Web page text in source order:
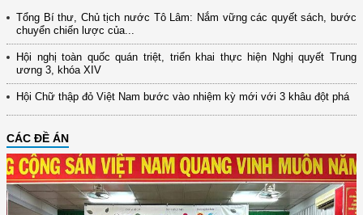
Tổng Bí thư, Chủ tịch nước Tô Lâm: Nắm vững các quyết sách, bước
chuyển chiến lược của...
Hội nghị toàn quốc quán triệt, triển khai thực hiện Nghị quyết Trung
ương 3, khóa XIV
Hội Chữ thập đỏ Việt Nam bước vào nhiệm kỳ mới với 3 khâu đột phá
CÁC ĐỀ ÁN